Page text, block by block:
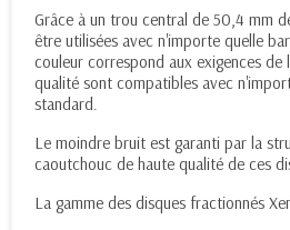
Grâce à un trou central de 50,4 mm
être utilisées avec n'importe quelle
couleur correspond aux exigences de
qualité sont compatibles avec
standard.
Le moindre bruit est garanti par la
caoutchouc de haute qualité de ces
La gamme des disques fractionnés